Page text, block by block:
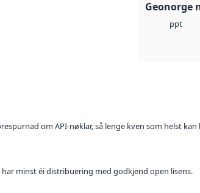
Geonorge
ppt
om API-nøklar, så lenge kven som helst
minst éi distribuering med godkjend open lisens.